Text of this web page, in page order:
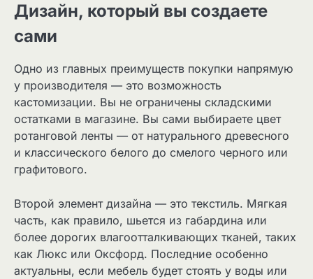
Дизайн, который вы создаете
сами
Одно из главных преимуществ покупки напрямую
у производителя — это возможность
кастомизации. Вы не ограничены складскими
остатками в магазине. Вы сами выбираете цвет
ротанговой ленты — от натурального древесного
и классического белого до смелого черного или
графитового.
Второй элемент дизайна — это текстиль. Мягкая
часть, как правило, шьется из габардина или
более дорогих влагоотталкивающих тканей, таких
как Люкс или Оксфорд. Последние особенно
актуальны, если мебель будет стоять у воды или